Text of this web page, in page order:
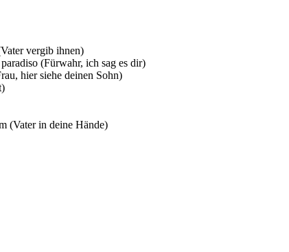
vergib ihnen)
(Fürwahr, ich sag es dir)
hier siehe deinen Sohn)
(Vater in deine Hände)